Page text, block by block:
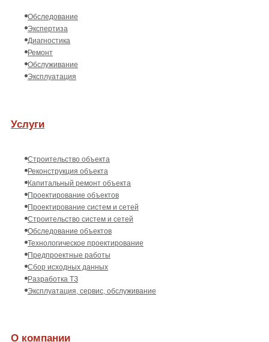
Обследование
Экспертиза
Диагностика
Ремонт
Обслуживание
Эксплуатация
Услуги
Строительство объекта
Реконструкция объекта
Капитальный ремонт объекта
Проектирование объектов
Проектирование систем и сетей
Строительство систем и сетей
Обследование объектов
Технологическое проектирование
Предпроектные работы
Сбор исходных данных
Разработка ТЗ
Эксплуатация, сервис, обслуживание
О компании